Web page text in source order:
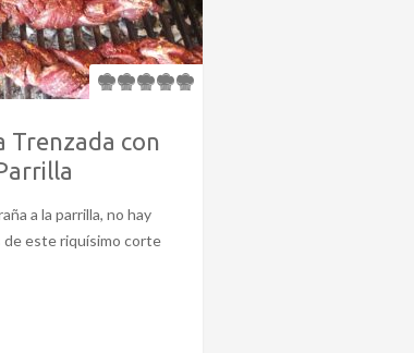
Trenzada con
a la parrilla, no hay
de este riquísimo corte